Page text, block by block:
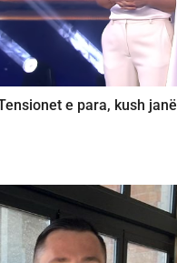
e para, kush janë